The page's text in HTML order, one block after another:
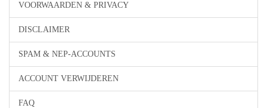
VOORWAARDEN & PRIVACY
DISCLAIMER
SPAM & NEP-ACCOUNTS
ACCOUNT VERWIJDEREN
FAQ